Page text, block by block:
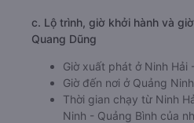
c. Lộ trình, giờ khởi hành và
Quang Dũng
Giờ xuất phát ở Ninh Hải
Giờ đến nơi ở Quảng
Thời gian chạy từ Ninh
Ninh - Quảng Bình của